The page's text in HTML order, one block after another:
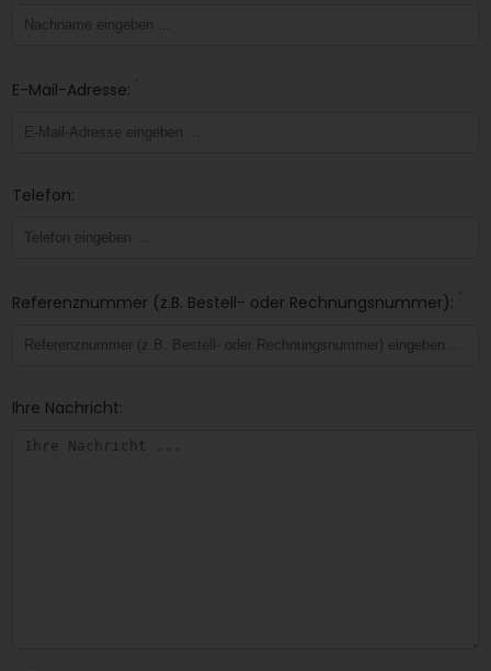
E-Mail-Adresse: *
Telefon:
Referenznummer (z.B. Bestell- oder Rechnungsnummer): *
Ihre Nachricht: